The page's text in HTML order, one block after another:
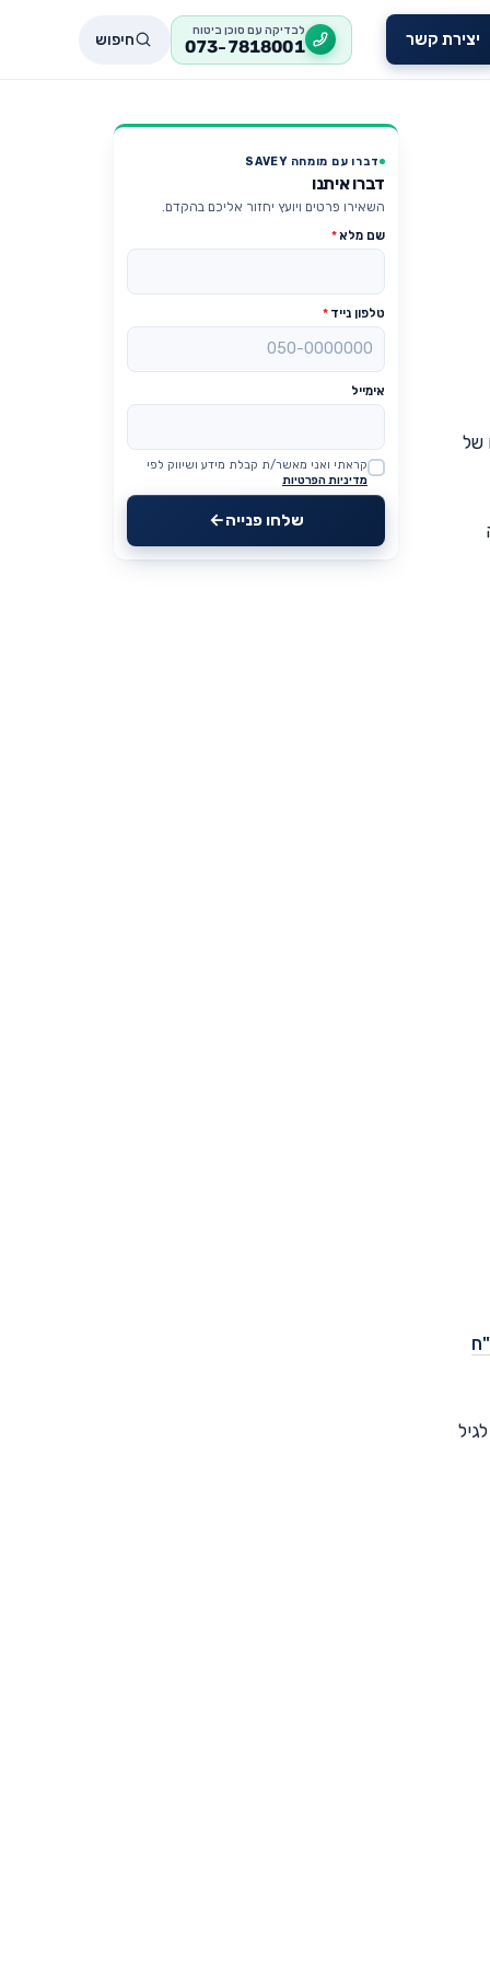
יצירת קשר לבדיקה עם סוכן ביטוח
073-7818001 חיפוש
ש"ח עם הגיעו של
98 ש"ח
לגיל
דברו עם מומחה SAVEY
דברו איתנו
השאירו פרטים ויועץ יחזור אליכם בהקדם.
שם מלא*
טלפון נייד *
אימייל
Website
קראתי ואני מאשר/ת קבלת מידע ושיווק לפי
מדיניות הפרטיות
שלחו פנייה